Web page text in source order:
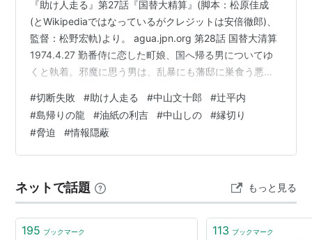
『助け人走る』第27話『国替大精算』(脚本：松原佳成
(とWikipediaではなっているがクレジットは安倍徹郎)、
監督：松野宏軌)より。 agua.jpn.org 第28話 国替大清算
1974.4.27 勤番侍に恋した町娘、国へ帰る男についてゆ
くと執着。邪魔に思う男は、乱暴にも藩邸に巣食う悪い
に逆に脅され身の破滅を招くこととなる。はじめ話が平
内さんに来たことや、娘がしのの稽古友達なことから関
わってゆく助け人たち、藩邸に捕われた娘を救出するな
ど働き、最後は若侍の恨みを晴らすべく折助たちに向か
いて…
#切断失敗 #助け人走る #中山文十郎 #辻平内
#島帰りの龍 #油紙の利吉 #中山しの #縁切り
#脅迫 #情報隠蔽
ネットで話題 もっと見る
195 ブックマーク 113 ブックマーク